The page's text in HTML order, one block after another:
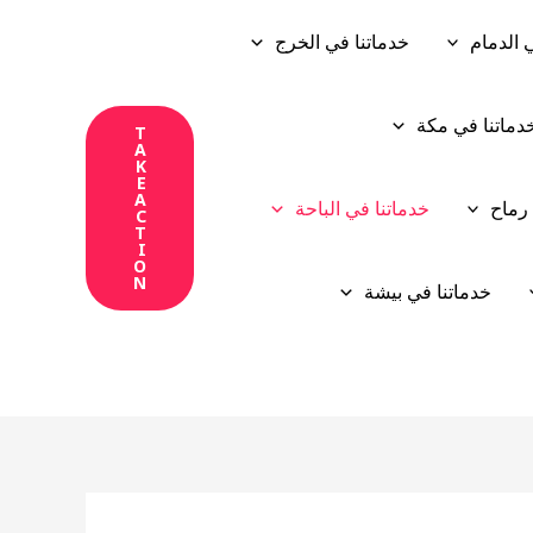
الدمام خدماتنا في الخرج
في مكة
رماح خدماتنا في الباحة
خدماتنا في بيشة
T
A
K
E
A
C
T
I
O
N